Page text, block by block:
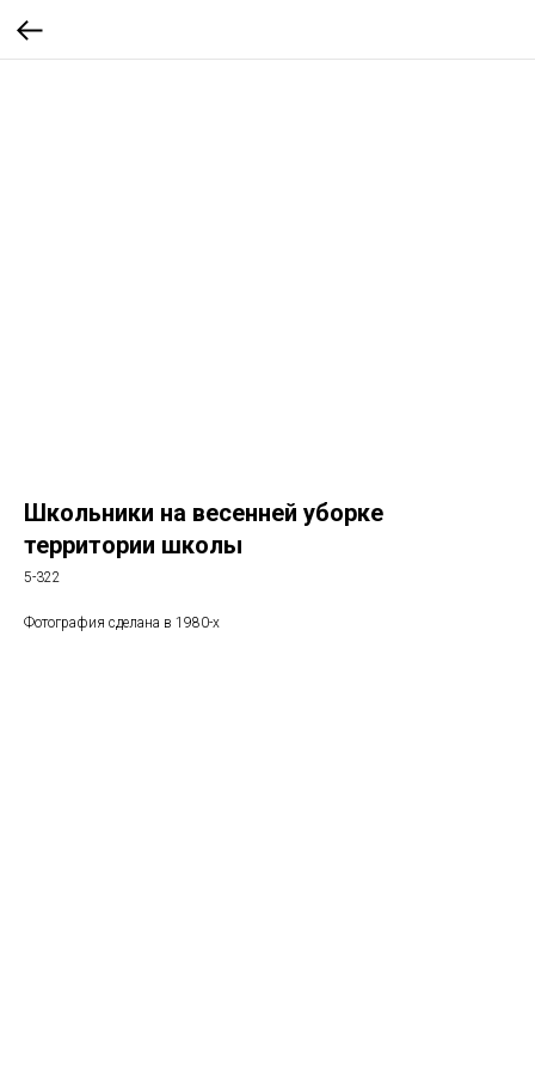
Школьники на весенней уборке
территории школы
5-322
Фотография сделана в 1980-х